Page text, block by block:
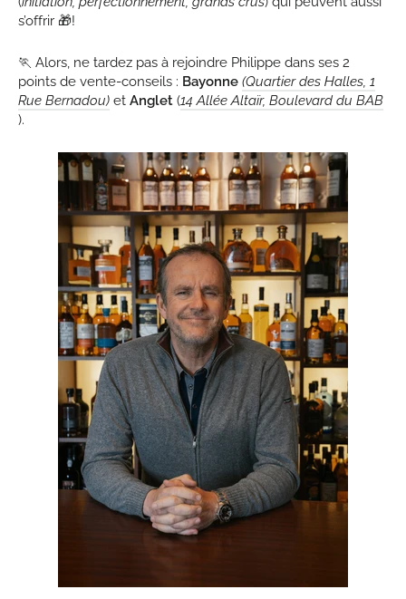
s’offrir 🎁!
🏃 Alors, ne tardez pas à rejoindre Philippe dans ses 2
points de vente-conseils : Bayonne (Quartier des Halles, 1
Rue Bernadou) et Anglet (14 Allée Altaïr, Boulevard du BAB
).